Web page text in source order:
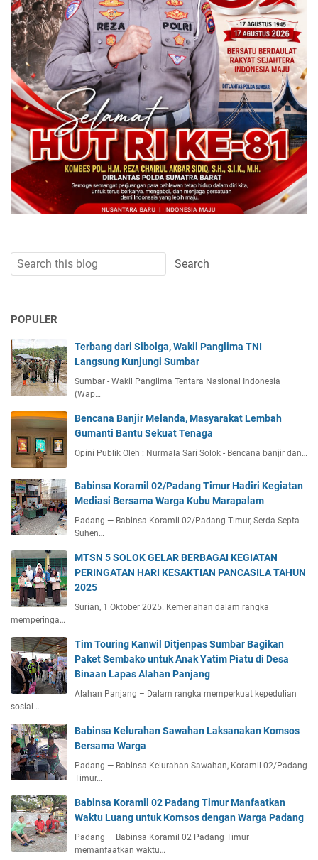
POPULER
Terbang dari Sibolga, Wakil Panglima TNI
Langsung Kunjungi Sumbar
Sumbar - Wakil Panglima Tentara Nasional Indonesia
(Wap…
Bencana Banjir Melanda, Masyarakat Lembah
Gumanti Bantu Sekuat Tenaga
Opini Publik Oleh : Nurmala Sari Solok - Bencana banjir dan…
Babinsa Koramil 02/Padang Timur Hadiri Kegiatan
Mediasi Bersama Warga Kubu Marapalam
Padang — Babinsa Koramil 02/Padang Timur, Serda Septa
Suhen…
MTSN 5 SOLOK GELAR BERBAGAI KEGIATAN
PERINGATAN HARI KESAKTIAN PANCASILA TAHUN
2025
Surian, 1 Oktober 2025. Kemeriahan dalam rangka
memperinga…
Tim Touring Kanwil Ditjenpas Sumbar Bagikan
Paket Sembako untuk Anak Yatim Piatu di Desa
Binaan Lapas Alahan Panjang
Alahan Panjang – Dalam rangka memperkuat kepedulian
sosial …
Babinsa Kelurahan Sawahan Laksanakan Komsos
Bersama Warga
Padang — Babinsa Kelurahan Sawahan, Koramil 02/Padang
Timur…
Babinsa Koramil 02 Padang Timur Manfaatkan
Waktu Luang untuk Komsos dengan Warga Padang
Padang — Babinsa Koramil 02 Padang Timur
memanfaatkan waktu…